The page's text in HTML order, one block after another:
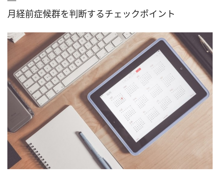
月経前症候群を判断するチェックポイント